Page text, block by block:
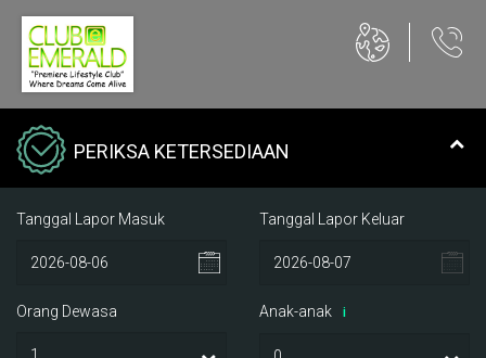
PERIKSA KETERSEDIAAN
Tanggal Lapor Masuk Tanggal Lapor Keluar
Orang Dewasa Anak-anak i